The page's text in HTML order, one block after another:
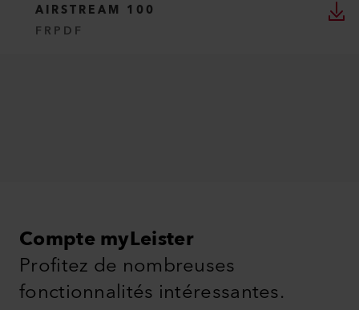
AIRSTREAM 100
FR PDF
Compte myLeister
Profitez de nombreuses
fonctionnalités intéressantes.